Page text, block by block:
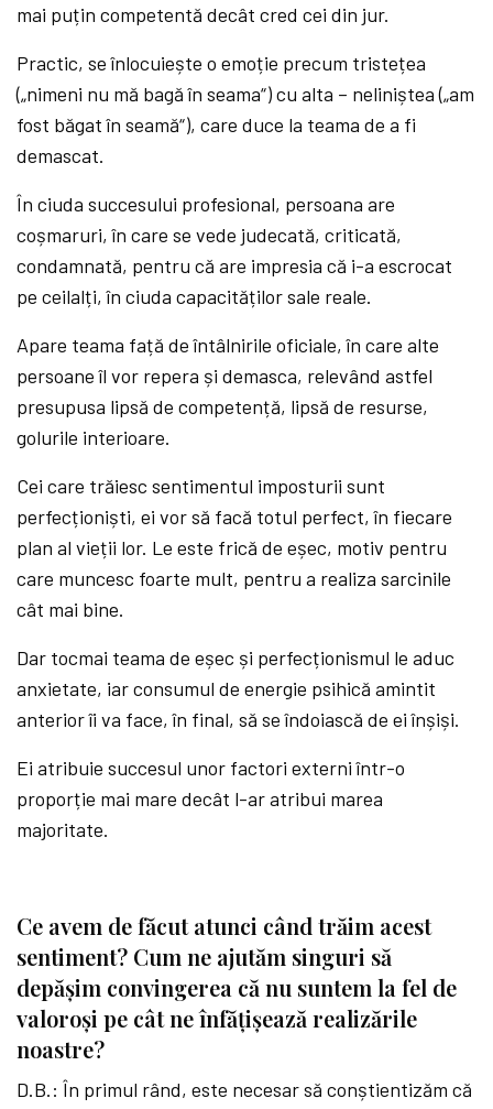
mai puțin competentă decât cred cei din jur.
Practic, se înlocuiește o emoție precum tristețea
(„nimeni nu mă bagă în seama“) cu alta – neliniștea („am
fost băgat în seamă“), care duce la teama de a fi
demascat.
În ciuda succesului profesional, persoana are
coșmaruri, în care se vede judecată, criticată,
condamnată, pentru că are impresia că i-a escrocat
pe ceilalți, în ciuda capacităților sale reale.
Apare teama față de întâlnirile oficiale, în care alte
persoane îl vor repera și demasca, relevând astfel
presupusa lipsă de competență, lipsă de resurse,
golurile interioare.
Cei care trăiesc sentimentul imposturii sunt
perfecționiști, ei vor să facă totul perfect, în fiecare
plan al vieții lor. Le este frică de eșec, motiv pentru
care muncesc foarte mult, pentru a realiza sarcinile
cât mai bine.
Dar tocmai teama de eșec și perfecționismul le aduc
anxietate, iar consumul de energie psihică amintit
anterior îi va face, în final, să se îndoiască de ei înșiși.
Ei atribuie succesul unor factori externi într-o
proporție mai mare decât l-ar atribui marea
majoritate.
Ce avem de făcut atunci când trăim acest
sentiment? Cum ne ajutăm singuri să
depășim convingerea că nu suntem la fel de
valoroși pe cât ne înfățișează realizările
noastre?
D.B.: În primul rând, este necesar să conștientizăm că